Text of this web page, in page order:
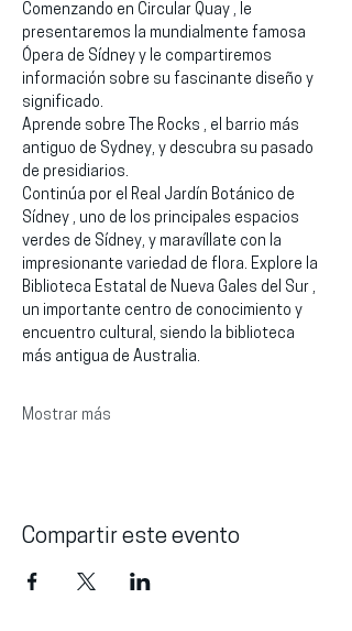
Comenzando en Circular Quay , le
presentaremos la mundialmente famosa
Ópera de Sídney y le compartiremos
información sobre su fascinante diseño y
significado.
Aprende sobre The Rocks , el barrio más
antiguo de Sydney, y descubra su pasado
de presidiarios.
Continúa por el Real Jardín Botánico de
Sídney , uno de los principales espacios
verdes de Sídney, y maravíllate con la
impresionante variedad de flora. Explore la
Biblioteca Estatal de Nueva Gales del Sur ,
un importante centro de conocimiento y
encuentro cultural, siendo la biblioteca
más antigua de Australia.
Mostrar más
Compartir este evento